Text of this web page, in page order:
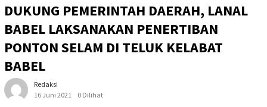
DUKUNG PEMERINTAH DAERAH, LANAL
BABEL LAKSANAKAN PENERTIBAN
PONTON SELAM DI TELUK KELABAT
BABEL
Redaksi
16 Juni 2021
0 Dilihat